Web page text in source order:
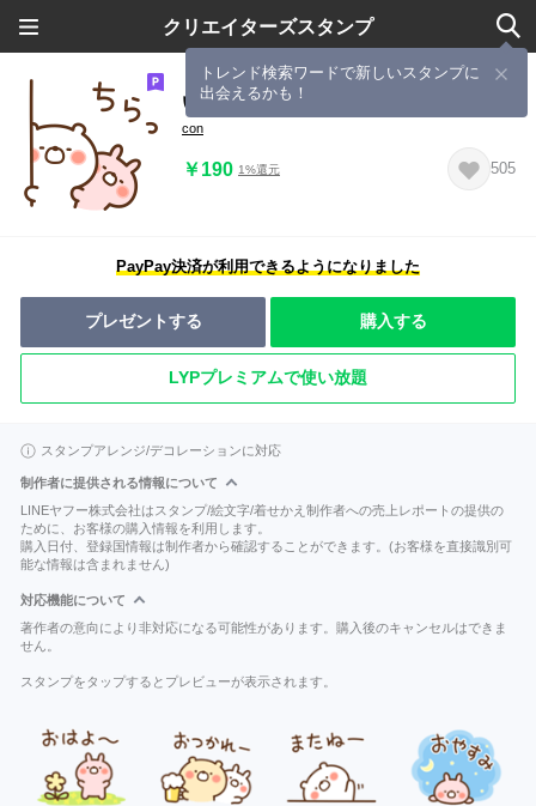
クリエイターズスタンプ
トレンド検索ワードで新しいスタンプに
出会えるかも！
いつでも使えるかも
con
￥190 1%還元 505
PayPay決済が利用できるようになりました
プレゼントする 購入する
LYPプレミアムで使い放題
スタンプアレンジ/デコレーションに対応
制作者に提供される情報について
LINEヤフー株式会社はスタンプ/絵文字/着せかえ制作者への売上レポートの提供の
ために、お客様の購入情報を利用します。
購入日付、登録国情報は制作者から確認することができます。(お客様を直接識別可
能な情報は含まれません)
対応機能について
著作者の意向により非対応になる可能性があります。購入後のキャンセルはできま
せん。
スタンプをタップするとプレビューが表示されます。